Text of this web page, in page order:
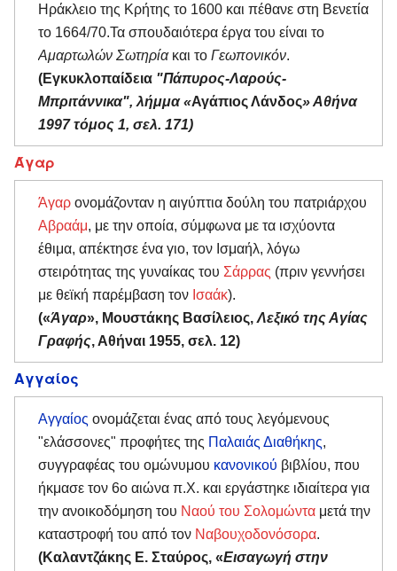
Ηράκλειο της Κρήτης το 1600 και πέθανε στη Βενετία
το 1664/70.Τα σπουδαιότερα έργα του είναι το
Αμαρτωλών Σωτηρία και το Γεωπονικόν.
(Εγκυκλοπαίδεια "Πάπυρος-Λαρούς-
Μπριτάννικα", λήμμα «Αγάπιος Λάνδος» Αθήνα
1997 τόμος 1, σελ. 171)
Άγαρ
Άγαρ ονομάζονταν η αιγύπτια δούλη του πατριάρχου
Αβραάμ, με την οποία, σύμφωνα με τα ισχύοντα
έθιμα, απέκτησε ένα γιο, τον Ισμαήλ, λόγω
στειρότητας της γυναίκας του Σάρρας (πριν γεννήσει
με θεϊκή παρέμβαση τον Ισαάκ).
(«Άγαρ», Μουστάκης Βασίλειος, Λεξικό της Αγίας
Γραφής, Αθήναι 1955, σελ. 12)
Αγγαίος
Αγγαίος ονομάζεται ένας από τους λεγόμενους
"ελάσσονες" προφήτες της Παλαιάς Διαθήκης,
συγγραφέας του ομώνυμου κανονικού βιβλίου, που
ήκμασε τον 6ο αιώνα π.Χ. και εργάστηκε ιδιαίτερα για
την ανοικοδόμηση του Ναού του Σολομώντα μετά την
καταστροφή του από τον Ναβουχοδονόσορα.
(Καλαντζάκης Ε. Σταύρος, «Εισαγωγή στην